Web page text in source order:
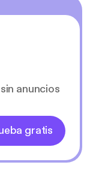
anuncios
gratis